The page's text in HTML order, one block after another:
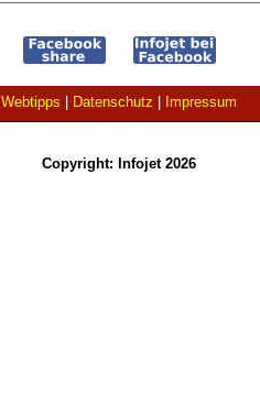
Webtipps Datenschutz Impressum
Copyright: Infojet 2026